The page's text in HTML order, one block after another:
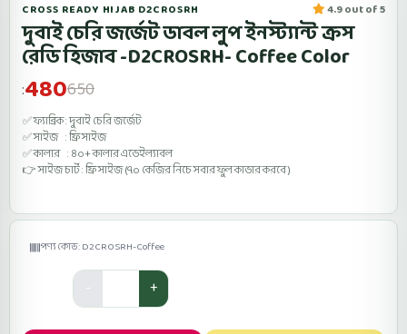
CROSS READY HIJAB D2CROSRH 4.9 out of 5
দুবাই চেরি জর্জেট ডাবল লুপ ইনস্ট্যান্ট ক্রস
রেডি হিজাব -D2CROSRH- Coffee Color
:480650
✅ ফ্যাব্রিক : দুবাই চেরি জর্জেট
✅ সাইজ : ফ্রি সাইজ
✅ কালার : ৪০+ কালার এভেইল্যাবল
👉 সাইজ চার্ট : ফ্রি সাইজ (৭০ কেজির নিচে সবার ফুল কাভার করবে )
পণ্য কোড: D2CROSRH-Coffee